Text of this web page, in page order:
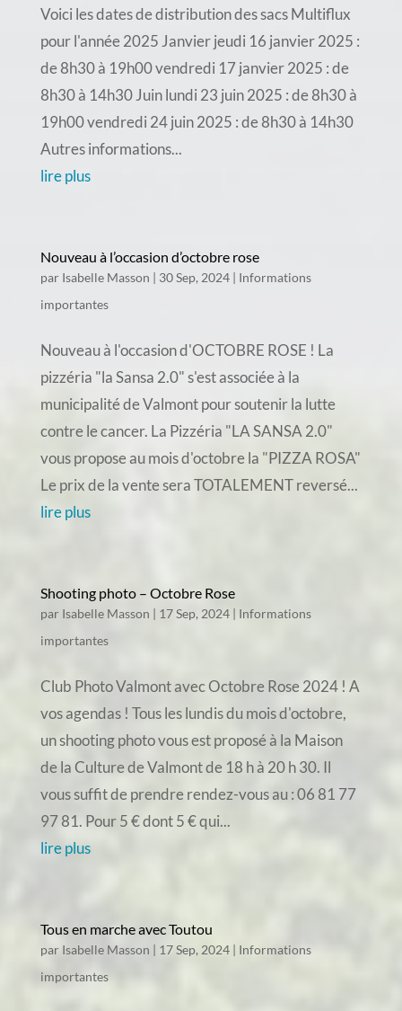
Voici les dates de distribution des sacs Multiflux
pour l'année 2025 Janvier jeudi 16 janvier 2025 :
de 8h30 à 19h00 vendredi 17 janvier 2025 : de
8h30 à 14h30 Juin lundi 23 juin 2025 : de 8h30 à
19h00 vendredi 24 juin 2025 : de 8h30 à 14h30
Autres informations...
lire plus
Nouveau à l’occasion d’octobre rose
par Isabelle Masson | 30 Sep, 2024| Informations
importantes
Nouveau à l'occasion d'OCTOBRE ROSE ! La
pizzéria "la Sansa 2.0" s'est associée à la
municipalité de Valmont pour soutenir la lutte
contre le cancer. La Pizzéria "LA SANSA 2.0"
vous propose au mois d'octobre la "PIZZA ROSA"
Le prix de la vente sera TOTALEMENT reversé...
lire plus
Shooting photo – Octobre Rose
par Isabelle Masson | 17 Sep, 2024| Informations
importantes
Club Photo Valmont avec Octobre Rose 2024 ! A
vos agendas ! Tous les lundis du mois d'octobre,
un shooting photo vous est proposé à la Maison
de la Culture de Valmont de 18 h à 20 h 30. Il
vous suffit de prendre rendez-vous au : 06 81 77
97 81. Pour 5 € dont 5 € qui...
lire plus
Tous en marche avec Toutou
par Isabelle Masson | 17 Sep, 2024| Informations
importantes